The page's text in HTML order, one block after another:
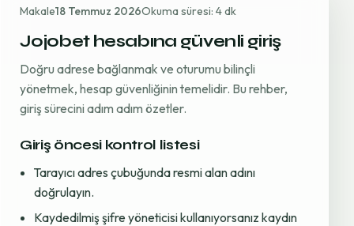
Makale18 Temmuz 2026Okuma süresi: 4 dk
Jojobet hesabına güvenli giriş
Doğru adrese bağlanmak ve oturumu bilinçli
yönetmek, hesap güvenliğinin temelidir. Bu rehber,
giriş sürecini adım adım özetler.
Giriş öncesi kontrol listesi
Tarayıcı adres çubuğunda resmi alan adını
doğrulayın.
Kaydedilmiş şifre yöneticisi kullanıyorsanız kaydın